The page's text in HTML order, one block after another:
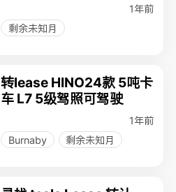
1年前
剩余未知月
转lease HINO24款 5吨卡
车 L7 5级驾照可驾驶
1年前
Burnaby
剩余未知月